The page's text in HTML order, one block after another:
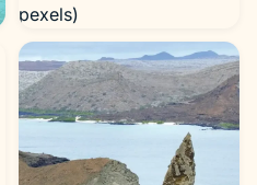
pexels)